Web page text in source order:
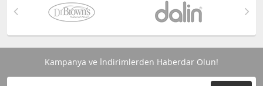
Kampanya ve İndirimlerden Haberdar Olun!